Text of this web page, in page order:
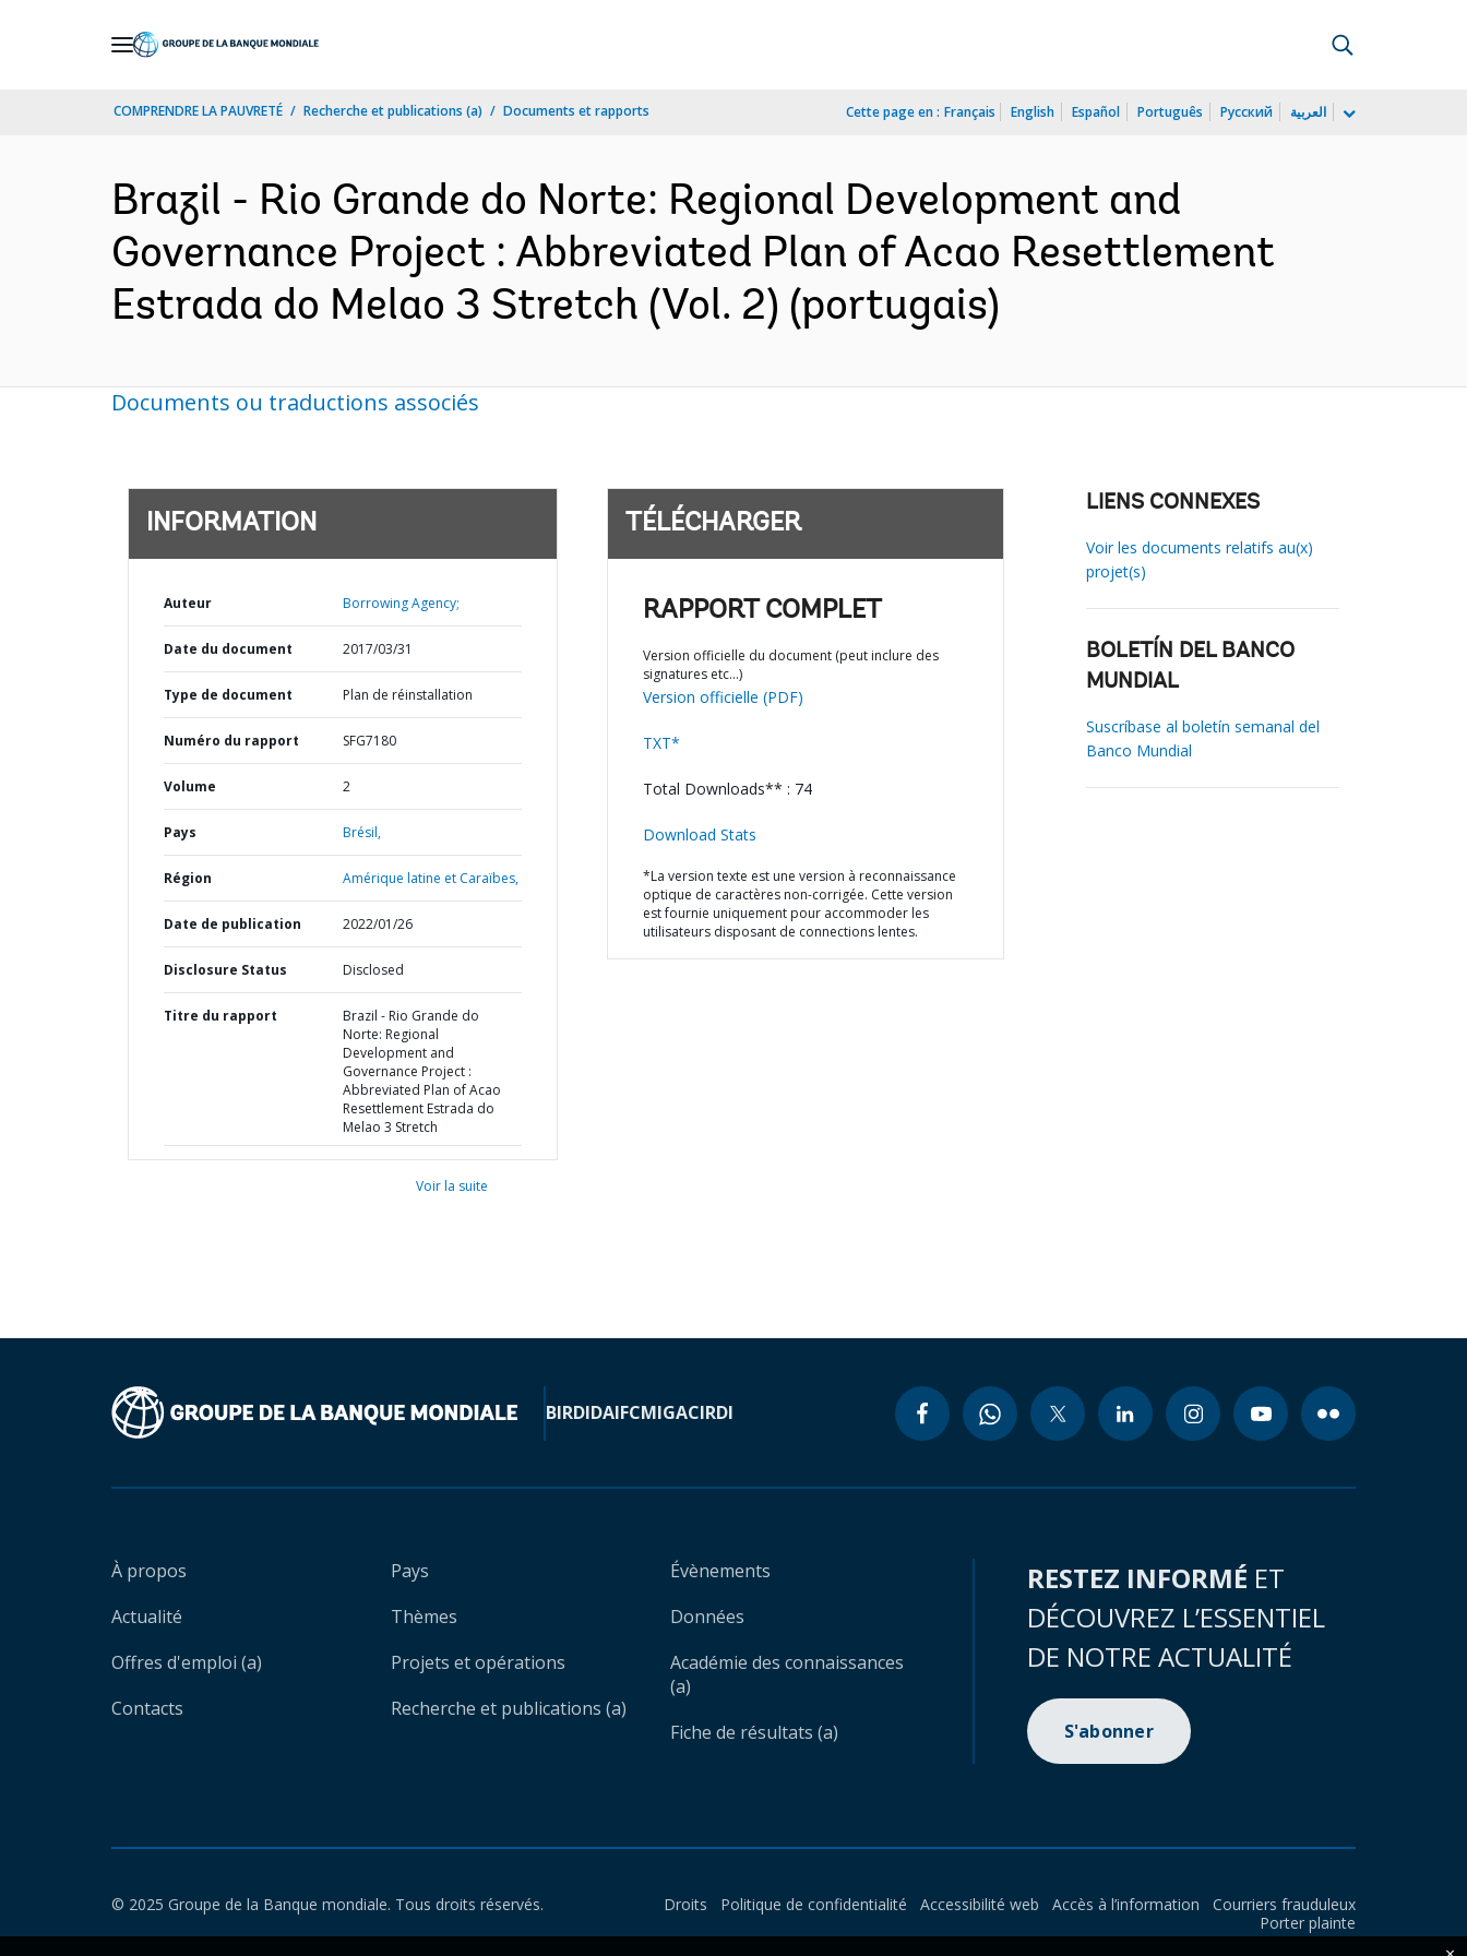
COMPRENDRE LA PAUVRETÉ Recherche et publications (a) Documents et rapports Cette page en : Français English Español Português Русский العربية
Brazil - Rio Grande do Norte: Regional Development and
Governance Project : Abbreviated Plan of Acao Resettlement
Estrada do Melao 3 Stretch (Vol. 2) (portugais)
Documents ou traductions associés
INFORMATION
Auteur Borrowing Agency;
Date du document 2017/03/31
Type de document Plan de réinstallation
Numéro du rapport SFG7180
Volume 2
Pays Brésil,
Région Amérique latine et Caraïbes,
Date de publication 2022/01/26
Disclosure Status Disclosed
Titre du rapport
Brazil - Rio Grande do
Norte: Regional
Development and
Governance Project :
Abbreviated Plan of Acao
Resettlement Estrada do
Melao 3 Stretch
Voir la suite
TÉLÉCHARGER
RAPPORT COMPLET
Version officielle du document (peut inclure des
signatures etc…)
Version officielle (PDF)
TXT*
Total Downloads** : 74
Download Stats
*La version texte est une version à reconnaissance
optique de caractères non-corrigée. Cette version
est fournie uniquement pour accommoder les
utilisateurs disposant de connections lentes.
LIENS CONNEXES
Voir les documents relatifs au(x)
projet(s)
BOLETÍN DEL BANCO
MUNDIAL
Suscríbase al boletín semanal del
Banco Mundial
BIRDIDAIFCMIGACIRDI
À propos
Actualité
Offres d'emploi (a)
Contacts
Pays
Thèmes
Projets et opérations
Recherche et publications (a)
Évènements
Données
Académie des connaissances
(a)
Fiche de résultats (a)
RESTEZ INFORMÉ ET
DÉCOUVREZ L’ESSENTIEL
DE NOTRE ACTUALITÉ
S'abonner
© 2025 Groupe de la Banque mondiale. Tous droits réservés. Droits Politique de confidentialité Accessibilité web Accès à l’information
Courriers frauduleux
Porter plainte